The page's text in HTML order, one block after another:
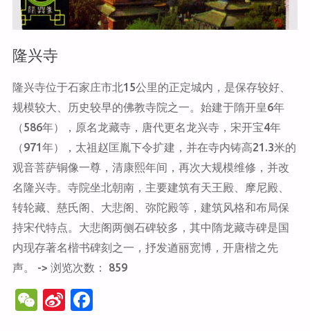
隆兴寺
隆兴寺位于石家庄市北15公里的正定城内，是保存较好、
规模较大、历史较早的佛教寺院之一。始建于隋开皇6年
（586年），原名龙藏寺，唐代更名龙兴寺，宋开宝4年
（971年），太祖赵匡胤下令扩建，并在寺内铸高21.3米的
观音菩萨铜像一尊，清康熙年间，再次大规模维修，并改
名隆兴寺。寺院坐北朝南，主要建筑有天王殿、摩尼殿、
转轮藏、慈氏阁、大悲阁、弥陀殿等，建筑风格和布局保
持宋代特点。大悲阁两侧石碑较多，其中隋龙藏寺碑是国
内现存著名楷书碑刻之一，抒发遒丽宽博，开唐楷之先
声。 -> 浏览次数： 859
W
Si